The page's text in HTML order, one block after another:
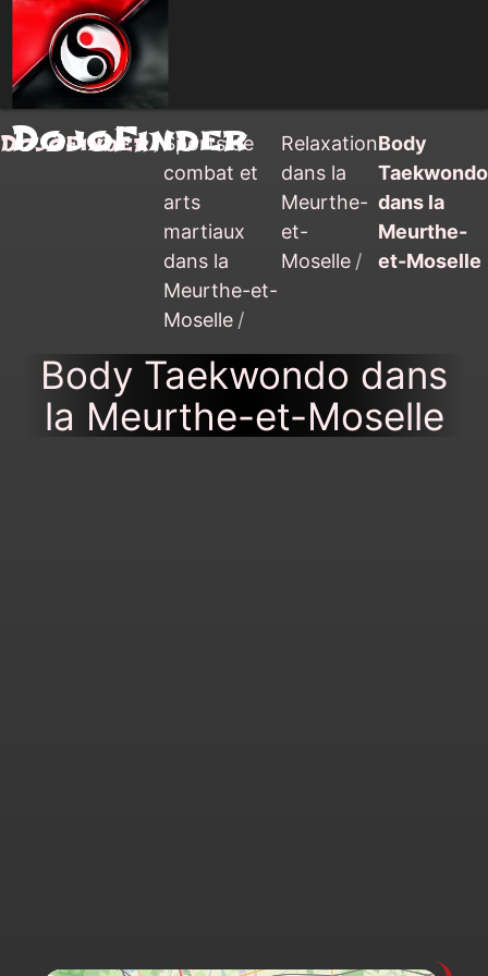
DojoFinder
DojoFinder /Sports de
combat et
arts
martiaux
dans la
Meurthe-et-
Moselle /
Relaxation
dans la
Meurthe-
et-
Moselle /
Body
Taekwondo
dans la
Meurthe-
et-Moselle
Body Taekwondo dans
la Meurthe-et-Moselle